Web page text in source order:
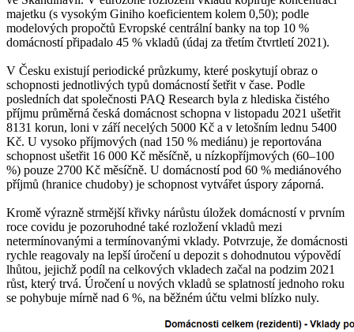
majetku (s vysokým Giniho koeficientem kolem 0,50); podle
modelových propočtů Evropské centrální banky na top 10 %
domácností připadalo 45 % vkladů (údaj za třetím čtvrtletí 2021).
V Česku existují periodické průzkumy, které poskytují obraz o
schopnosti jednotlivých typů domácností šetřit v čase. Podle
posledních dat společnosti PAQ Research byla z hlediska čistého
příjmu průměrná česká domácnost schopna v listopadu 2021 ušetřit
8131 korun, loni v září necelých 5000 Kč a v letošním lednu 5400
Kč. U vysoko příjmových (nad 150 % mediánu) je reportována
schopnost ušetřit 16 000 Kč měsíčně, u nízkopříjmových (60–100
%) pouze 2700 Kč měsíčně. U domácností pod 60 % mediánového
příjmů (hranice chudoby) je schopnost vytvářet úspory záporná.
Kromě výrazně strmější křivky nárůstu úložek domácností v prvním
roce covidu je pozoruhodné také rozložení vkladů mezi
netermínovanými a termínovanými vklady. Potvrzuje, že domácnosti
rychle reagovaly na lepší úročení u depozit s dohodnutou výpovědí
lhůtou, jejichž podíl na celkových vkladech začal na podzim 2021
růst, který trvá. Úročení u nových vkladů se splatností jednoho roku
se pohybuje mírně nad 6 %, na běžném účtu velmi blízko nuly.